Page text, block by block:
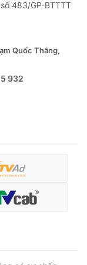
483/GP-BTTTT
Quốc Thắng,
932